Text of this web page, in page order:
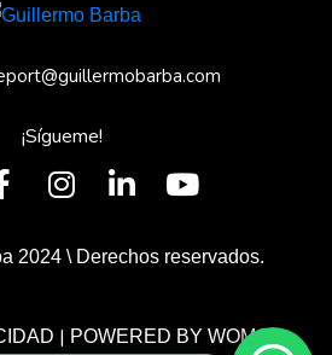
¡Sígueme!
2024 \ Derechos reservados.
| POWERED BY WOMGP